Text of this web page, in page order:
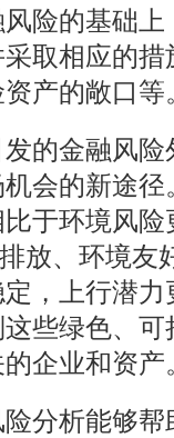
险的基础
取相应的
产的敞口等
的金融风
会的新途
于环境风险
放、环境友
，上行潜
些绿色、
企业和资产
分析能够